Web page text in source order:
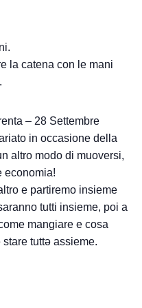
la catena con le mani
– 28 Settembre
in occasione della
altro modo di muoversi,
economia!
e partiremo insieme
tutti insieme, poi a
mangiare e cosa
tuttə assieme.